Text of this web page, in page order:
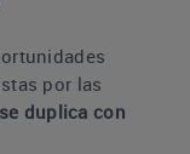
por las
se duplica con